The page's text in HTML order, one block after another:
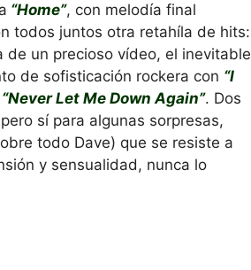
“Home”, con melodía final
todos juntos otra retahíla de hits:
un precioso vídeo, el inevitable
de sofisticación rockera con “I
“Never Let Me Down Again”. Dos
sí para algunas sorpresas,
todo Dave) que se resiste a
y sensualidad, nunca lo